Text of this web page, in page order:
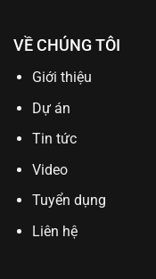
VỀ CHÚNG TÔI
Giới thiệu
Dự án
Tin tức
Video
Tuyển dụng
Liên hệ